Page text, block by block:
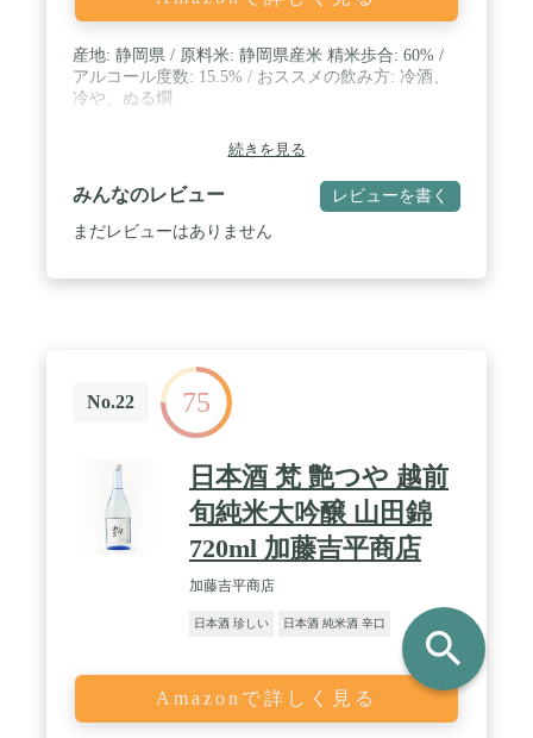
産地: 静岡県 / 原料米: 静岡県産米 精米歩合: 60% /
アルコール度数: 15.5% / おススメの飲み方: 冷酒、
冷や、ぬる燗
続きを見る
みんなのレビュー レビューを書く
まだレビューはありません
No.22 75
日本酒 梵 艶つや 越前
旬純米大吟醸 山田錦
720ml 加藤吉平商店
加藤吉平商店
日本酒 珍しい 日本酒 純米酒 辛口
Amazonで詳しく見る
search